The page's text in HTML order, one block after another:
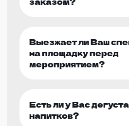
Выезжает ли Ваш
на площадку перед
мероприятием?
Есть ли у Вас
напитков?